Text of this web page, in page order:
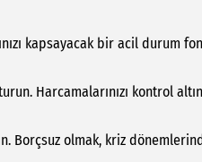
kapsayacak bir acil durum
Harcamalarınızı kontrol
Borçsuz olmak, kriz